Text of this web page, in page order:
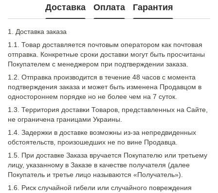
Доставка Оплата Гарантия
1. Доставка заказа
1.1. Товар доставляется почтовым оператором как почтовая
отправка. Конкретные сроки доставки могут быть просчитаны
Покупателем с менеджером при подтверждении заказа.
1.2. Отправка производится в течение 48 часов с момента
подтверждения заказа и может быть изменена Продавцом в
одностороннем порядке но не более чем на 7 суток.
1.3. Территория доставки Товаров, представленных на Сайте,
не ограничена границами Украины.
1.4. Задержки в доставке возможны из-за непредвиденных
обстоятельств, произошедших не по вине Продавца.
1.5. При доставке Заказа вручается Покупателю или третьему
лицу, указанному в Заказе в качестве получателя (далее
Покупатель и третье лицо называются «Получатель»).
1.6. Риск случайной гибели или случайного повреждения